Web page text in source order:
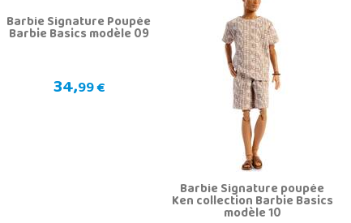
Barbie Signature Poupée
Barbie Basics modèle 09
34,99 €
Barbie Signature poupée
Ken collection Barbie Basics
modèle 10